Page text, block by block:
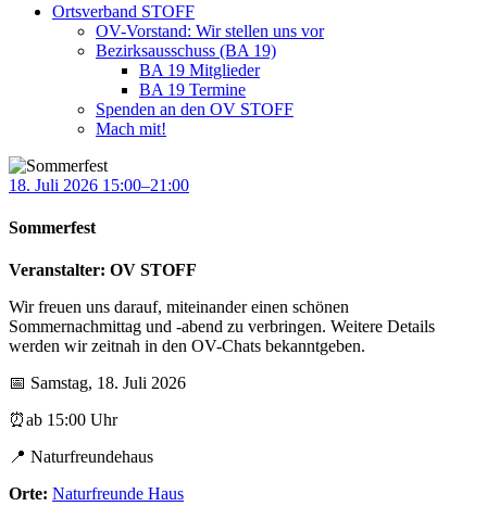
Ortsverband STOFF
OV-Vorstand: Wir stellen uns vor
Bezirksausschuss (BA 19)
BA 19 Mitglieder
BA 19 Termine
Spenden an den OV STOFF
Mach mit!
18. Juli 2026 15:00–21:00
Sommerfest
Veranstalter: OV STOFF
Wir freuen uns darauf, miteinander einen schönen
Sommernachmittag und -abend zu verbringen. Weitere Details
werden wir zeitnah in den OV-Chats bekanntgeben.
📅 Samstag, 18. Juli 2026
⏰ab 15:00 Uhr
📍 Naturfreundehaus
Orte: Naturfreunde Haus